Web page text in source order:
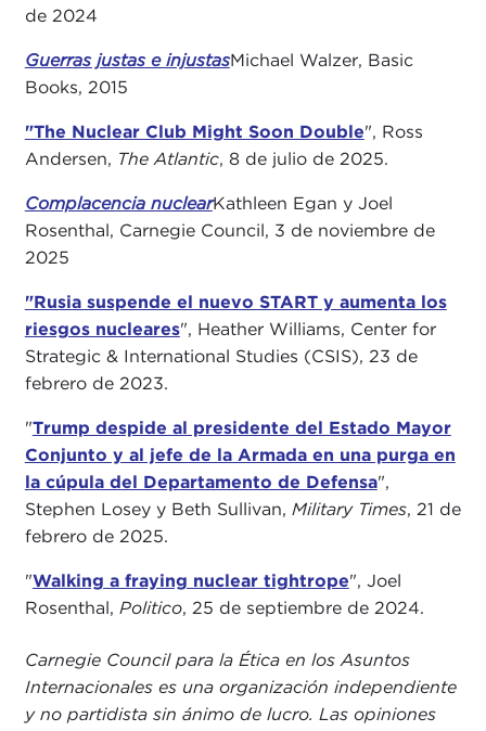
de 2024
Guerras justas e injustasMichael Walzer, Basic
Books, 2015
"The Nuclear Club Might Soon Double", Ross
Andersen, The Atlantic, 8 de julio de 2025.
Complacencia nuclearKathleen Egan y Joel
Rosenthal, Carnegie Council, 3 de noviembre de
2025
"Rusia suspende el nuevo START y aumenta los
riesgos nucleares", Heather Williams, Center for
Strategic & International Studies (CSIS), 23 de
febrero de 2023.
"Trump despide al presidente del Estado Mayor
Conjunto y al jefe de la Armada en una purga en
la cúpula del Departamento de Defensa",
Stephen Losey y Beth Sullivan, Military Times, 21 de
febrero de 2025.
"Walking a fraying nuclear tightrope", Joel
Rosenthal, Politico, 25 de septiembre de 2024.
Carnegie Council para la Ética en los Asuntos
Internacionales es una organización independiente
y no partidista sin ánimo de lucro. Las opiniones